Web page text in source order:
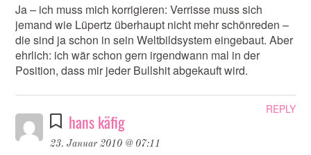
Ja – ich muss mich korrigieren: Verrisse muss sich
jemand wie Lüpertz überhaupt nicht mehr schönreden –
die sind ja schon in sein Weltbildsystem eingebaut. Aber
ehrlich: ich wär schon gern irgendwann mal in der
Position, dass mir jeder Bullshit abgekauft wird.
hans käfig
23. Januar 2010 @ 07:11
REPLY